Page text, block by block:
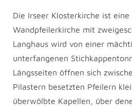
Die Irseer Klosterkirche ist
Wandpfeilerkirche mit
Langhaus wird von einer
unterfangenen
Längsseiten öffnen sich
Pilastern besetzten Pfeilern
überwölbte Kapellen, über